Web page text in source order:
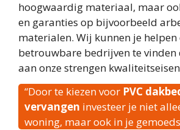
hoogwaardig materiaal, maar
en garanties op bijvoorbeeld
materialen. Wij kunnen je helpen
betrouwbare bedrijven te vinden
aan onze strengen
“Door te kiezen voor PVC
vervangen investeer je niet
woning, maar ook in je